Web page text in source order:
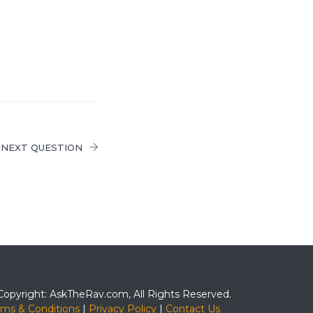
NEXT QUESTION
AskTheRav.com, All Rights Reserved.
& Conditions | Privacy Policy | Contact Us